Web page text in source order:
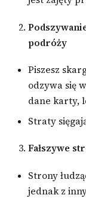
podróży
Piszesz
odzywa się
dane karty,
Straty
Fałszywe
Strony
jednak z